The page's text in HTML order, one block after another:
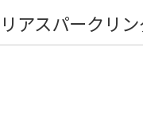
アスパークリン